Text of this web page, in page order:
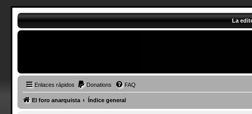
La
Enlaces rápidos Donations FAQ
El foro anarquista Índice general